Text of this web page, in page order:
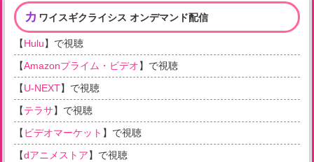
カ ワイスギクライシス オンデマンド配信
【Hulu】で視聴
【Amazonプライム・ビデオ】で視聴
【U-NEXT】で視聴
【テラサ】で視聴
【 ビデオマーケット 】で視聴
【dアニメストア】で視聴